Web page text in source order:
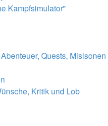
Kampfsimulator"
Quests, Misisonen
Kritik und Lob